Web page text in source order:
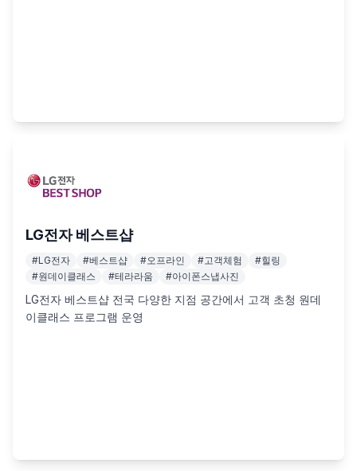
LG전자 베스트샵
#LG전자 #베스트샵 #오프라인 #고객체험 #힐링
#원데이클래스 #테라라움 #아이폰스냅사진
LG전자 베스트샵 전국 다양한 지점 공간에서 고객 초청 원데
이클래스 프로그램 운영